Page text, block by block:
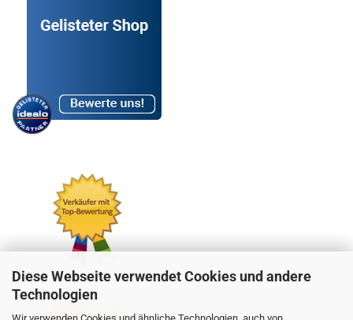
Diese Webseite verwendet Cookies und andere
Technologien
Wir verwenden Cookies und ähnliche Technologien, auch von